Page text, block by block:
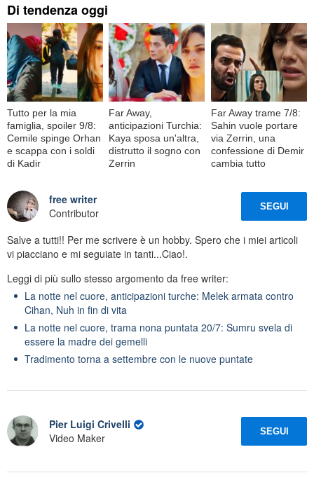
Di tendenza oggi
Tutto per la mia
famiglia, spoiler 9/8:
Cemile spinge Orhan
e scappa con i soldi
di Kadir
Far Away,
anticipazioni Turchia:
Kaya sposa un'altra,
distrutto il sogno con
Zerrin
Far Away trame 7/8:
Sahin vuole portare
via Zerrin, una
confessione di Demir
cambia tutto
free writer
Contributor
SEGUI
Salve a tutti!! Per me scrivere è un hobby. Spero che i miei articoli
vi piacciano e mi seguiate in tanti...Ciao!.
Leggi di più sullo stesso argomento da free writer:
La notte nel cuore, anticipazioni turche: Melek armata contro
Cihan, Nuh in fin di vita
La notte nel cuore, trama nona puntata 20/7: Sumru svela di
essere la madre dei gemelli
Tradimento torna a settembre con le nuove puntate
Pier Luigi Crivelli
Video Maker
SEGUI